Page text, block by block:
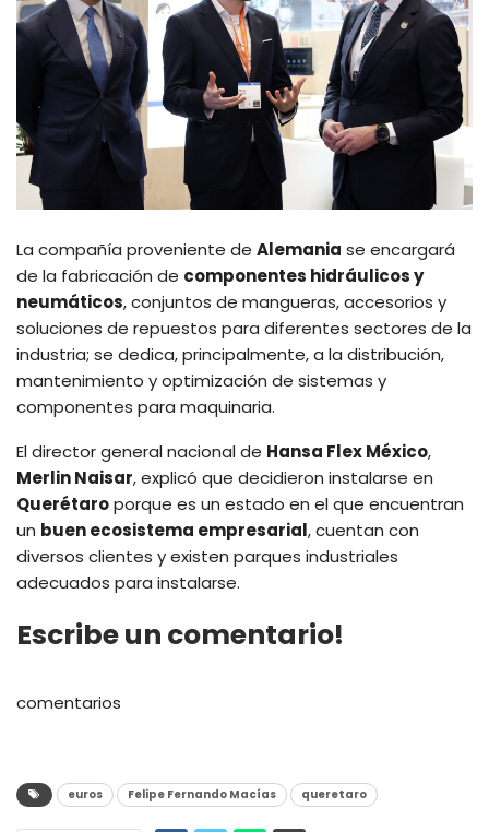
La compañía proveniente de Alemania se encargará
de la fabricación de componentes hidráulicos y
neumáticos, conjuntos de mangueras, accesorios y
soluciones de repuestos para diferentes sectores de la
industria; se dedica, principalmente, a la distribución,
mantenimiento y optimización de sistemas y
componentes para maquinaria.
El director general nacional de Hansa Flex México,
Merlin Naisar, explicó que decidieron instalarse en
Querétaroporque es un estado en el que encuentran
un buen ecosistema empresarial, cuentan con
diversos clientes y existen parques industriales
adecuados para instalarse.
Escribe un comentario!
comentarios
euros Felipe Fernando Macías queretaro